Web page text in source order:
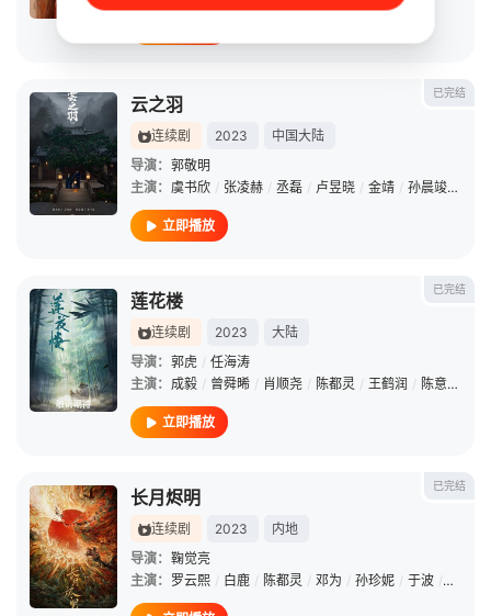
已完结
云之羽
连续剧 2023
中国大陆
导演： 郭敬明
主演： 虞书欣 / 张凌赫 / 丞磊 / 卢昱晓 / 金靖 / 孙晨竣 /
立即播放
已完结
莲花楼
连续剧 2023
大陆
导演： 郭虎 / 任海涛
主演： 成毅 / 曾舜晞 / 肖顺尧 / 陈都灵 / 王鹤润 / 陈意涵
立即播放
已完结
长月烬明
连续剧 2023
内地
导演： 鞠觉亮
主演： 罗云熙 / 白鹿 / 陈都灵 / 邓为 / 孙珍妮 / 于波 / 耿业庭